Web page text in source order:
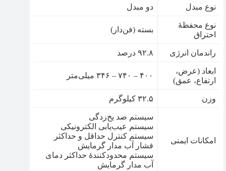
نوع مبدل دو مبدل
نوع محفظۀ
احتراق
بسته (فن‌دار)
راندمان انرژی ۹۲.۸ درصد
ابعاد (عرض،
ارتفاع، عمق)
۴۰۰ – ۷۴۰ – ۳۴۶ میلی‌متر
وزن ۳۲.۵ کیلوگرم
امکانات ایمنی
سیستم ضد یخ‌زدگی
سیستم عیب‌یابی الکترونیکی
سیستم کنترل حداقل و حداکثر
فشار آب مدار گرمایش
سیستم محدودکنندۀ حداکثر دمای
آب مدار گرمایش